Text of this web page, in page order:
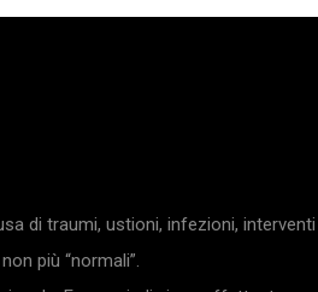
di traumi, ustioni, infezioni,
più “normali”.